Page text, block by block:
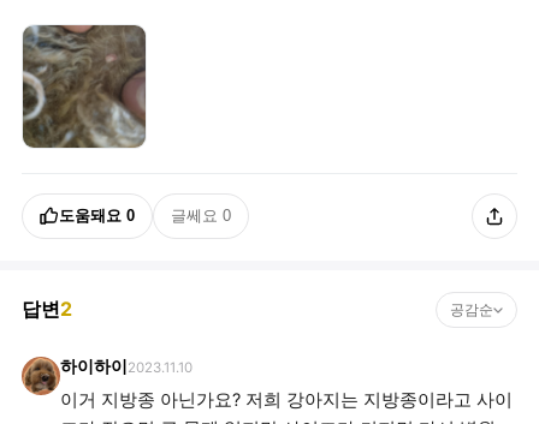
도움돼요 0 글쎄요 0
답변2 공감순
하이하이 2023.11.10
이거 지방종 아닌가요? 저희 강아지는 지방종이라고 사이